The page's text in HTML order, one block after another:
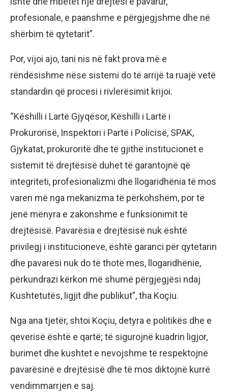
profesionale, e paanshme e përgjegjshme dhe në
shërbim të qytetarit”.
Por, vijoi ajo, tani nis në fakt prova më e
rëndësishme nëse sistemi do të arrijë ta ruajë vetë
standardin që procesi i rivlerësimit krijoi.
“Këshilli i Lartë Gjyqësor, Këshilli i Lartë i
Prokurorisë, Inspektori i Partë i Policisë, SPAK,
Gjykatat, prokuroritë dhe të gjithë institucionet e
sistemit të drejtësisë duhet të garantojnë që
integriteti, profesionalizmi dhe llogaridhënia të mos
varen më nga mekanizma të përkohshëm, por të
jenë mënyra e zakonshme e funksionimit të
drejtësisë. Pavarësia e drejtësisë nuk është
privilegj i institucioneve, është garanci për qytetarin
dhe pavarësi nuk do të thotë mes, llogaridhënie,
përkundrazi kërkon më shumë përgjegjësi ndaj
Kushtetutës, ligjit dhe publikut”, tha Koçiu.
Nga ana tjetër, shtoi Koçiu, detyra e politikës dhe e
qeverisë është e qartë; të sigurojnë kuadrin ligjor,
burimet dhe kushtet e nevojshme të respektojnë
pavarësinë e drejtësisë dhe të mos diktojnë kurrë
vendimmarrjen e saj.